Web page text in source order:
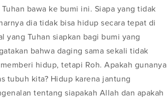
bawa ke bumi ini. Siapa yang tidak
dia tidak bisa hidup secara tepat di
yang Tuhan siapkan bagi bumi yang
bahwa daging sama sekali tidak
hidup, tetapi Roh. Apakah gunanya
tubuh kita? Hidup karena jantung
tentang siapakah Allah dan apakah